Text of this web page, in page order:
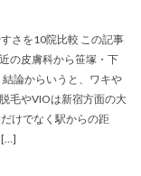
さを10院比較 この記事
の皮膚科から笹塚・下
論からいうと、ワキや
毛やVIOは新宿方面の大
けでなく駅からの距
[…]